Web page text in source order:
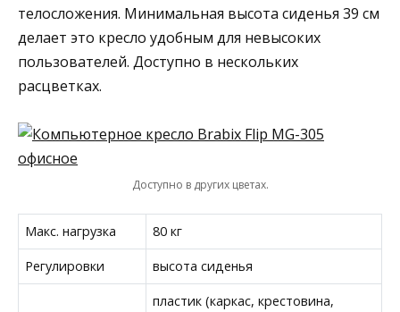
телосложения. Минимальная высота сиденья 39 см
делает это кресло удобным для невысоких
пользователей. Доступно в нескольких
расцветках.
Доступно в других цветах.
Макс. нагрузка 80 кг
Регулировки высота сиденья
пластик (каркас, крестовина,